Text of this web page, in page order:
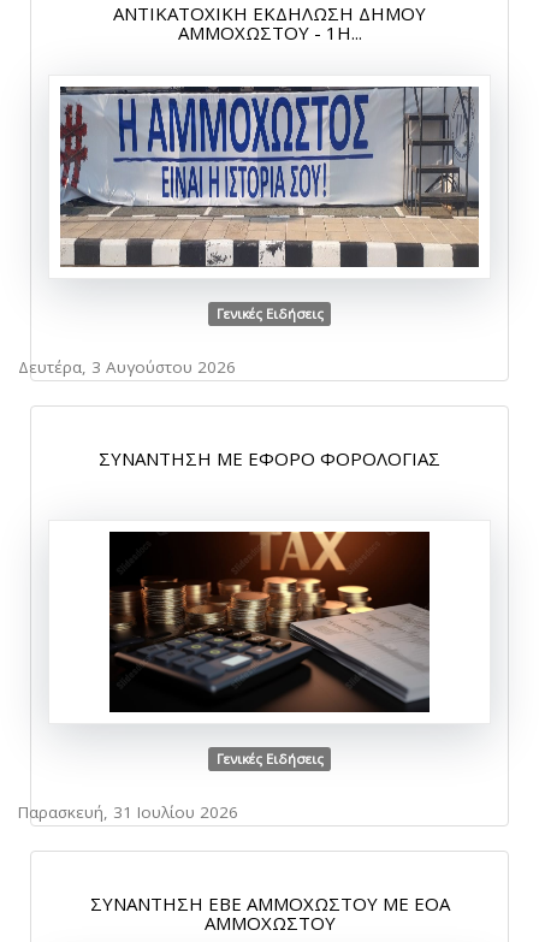
ΑΝΤΙΚΑΤΟΧΙΚΗ ΕΚΔΗΛΩΣΗ ΔΗΜΟΥ
ΑΜΜΟΧΩΣΤΟΥ - 1Η...
Γενικές Ειδήσεις
Δευτέρα, 3 Αυγούστου 2026
ΣΥΝΑΝΤΗΣΗ ΜΕ ΕΦΟΡΟ ΦΟΡΟΛΟΓΙΑΣ
Γενικές Ειδήσεις
Παρασκευή, 31 Ιουλίου 2026
ΣΥΝΑΝΤΗΣΗ ΕΒΕ ΑΜΜΟΧΩΣΤΟΥ ΜΕ ΕΟΑ
ΑΜΜΟΧΩΣΤΟΥ